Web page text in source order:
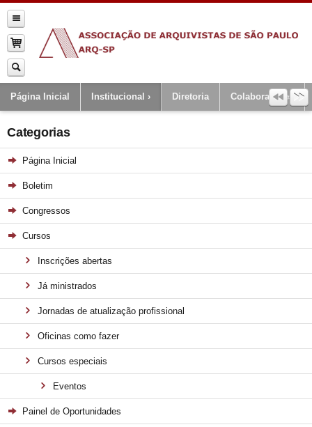
Página Inicial Institucional Diretoria Colaboradores
Categorias
Página Inicial
Boletim
Congressos
Cursos
Inscrições abertas
Já ministrados
Jornadas de atualização profissional
Oficinas como fazer
Cursos especiais
Eventos
Painel de Oportunidades